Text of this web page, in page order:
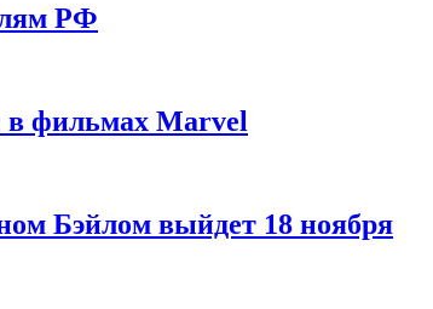
РФ
в фильмах Marvel
Бэйлом выйдет 18 ноября